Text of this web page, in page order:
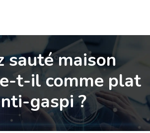
sauté maison
t-il comme plat
gaspi ?